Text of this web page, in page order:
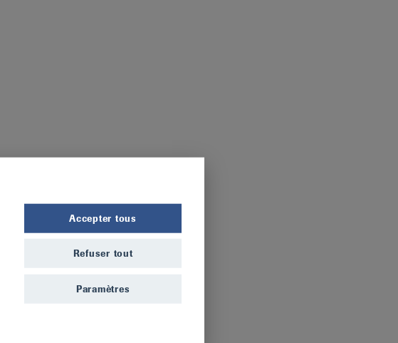
Accepter tous
Refuser tout
Paramètres